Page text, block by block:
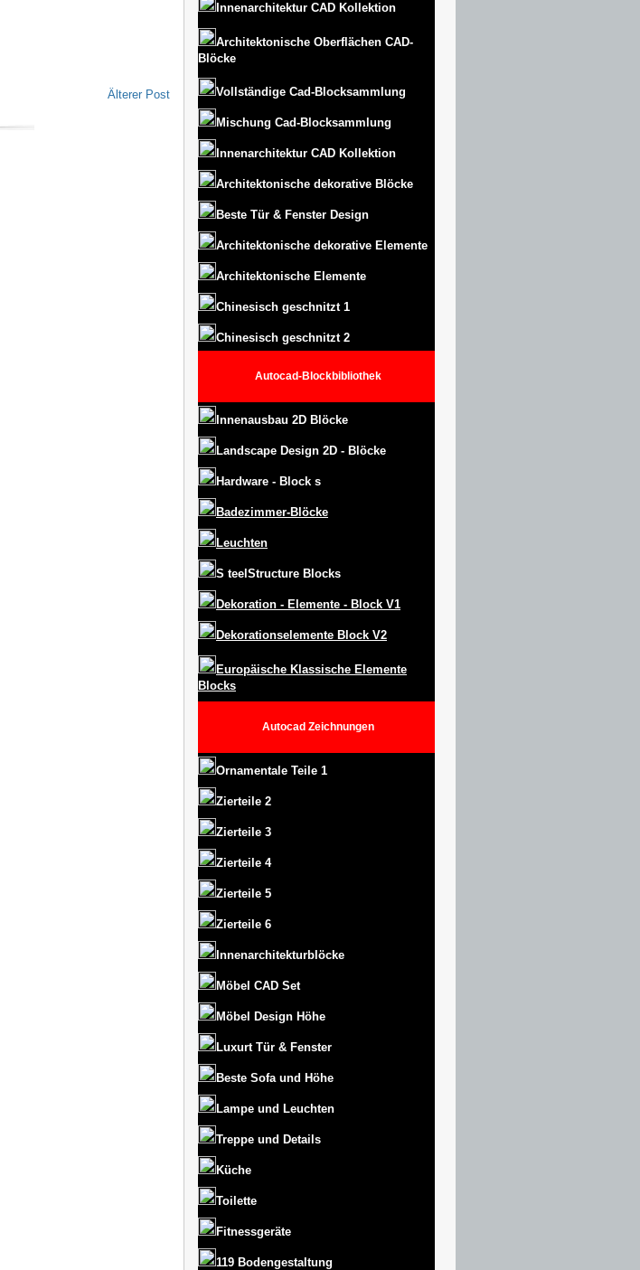
Älterer Post
Innenarchitektur CAD Kollektion
Architektonische Oberflächen CAD-
Blöcke
Vollständige Cad-Blocksammlung
Mischung Cad-Blocksammlung
Innenarchitektur CAD Kollektion
Architektonische dekorative Blöcke
Beste Tür & Fenster Design
Architektonische dekorative Elemente
Architektonische Elemente
Chinesisch geschnitzt 1
Chinesisch geschnitzt 2
Autocad-Blockbibliothek
Innenausbau 2D Blöcke
Landscape Design 2D - Blöcke
Hardware - Block s
Badezimmer-Blöcke
Leuchten
S teel Structure Blocks
Dekoration - Elemente - Block V1
Dekorationselemente Block V2
Europäische Klassische Elemente
Blocks
Autocad Zeichnungen
Ornamentale Teile 1
Zierteile 2
Zierteile 3
Zierteile 4
Zierteile 5
Zierteile 6
Innenarchitekturblöcke
Möbel CAD Set
Möbel Design Höhe
Luxurt Tür & Fenster
Beste Sofa und Höhe
Lampe und Leuchten
Treppe und Details
Küche
Toilette
Fitnessgeräte
119 Bodengestaltung